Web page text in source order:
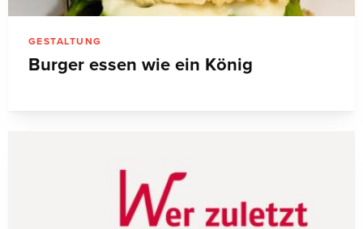
GESTALTUNG
Burger essen wie ein König